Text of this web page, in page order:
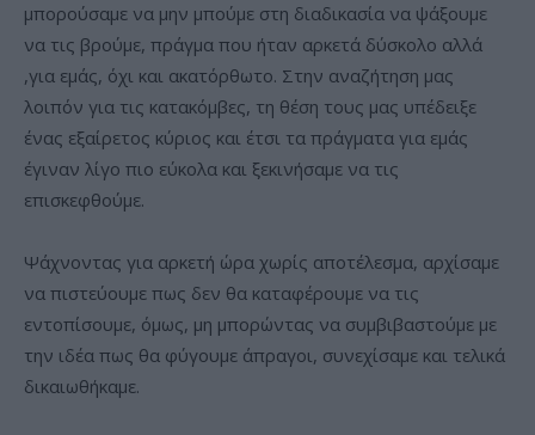
μπορούσαμε να μην μπούμε στη διαδικασία να ψάξουμε
να τις βρούμε, πράγμα που ήταν αρκετά δύσκολο αλλά
,για εμάς, όχι και ακατόρθωτο. Στην αναζήτηση μας
λοιπόν για τις κατακόμβες, τη θέση τους μας υπέδειξε
ένας εξαίρετος κύριος και έτσι τα πράγματα για εμάς
έγιναν λίγο πιο εύκολα και ξεκινήσαμε να τις
επισκεφθούμε.
Ψάχνοντας για αρκετή ώρα χωρίς αποτέλεσμα, αρχίσαμε
να πιστεύουμε πως δεν θα καταφέρουμε να τις
εντοπίσουμε, όμως, μη μπορώντας να συμβιβαστούμε με
την ιδέα πως θα φύγουμε άπραγοι, συνεχίσαμε και τελικά
δικαιωθήκαμε.